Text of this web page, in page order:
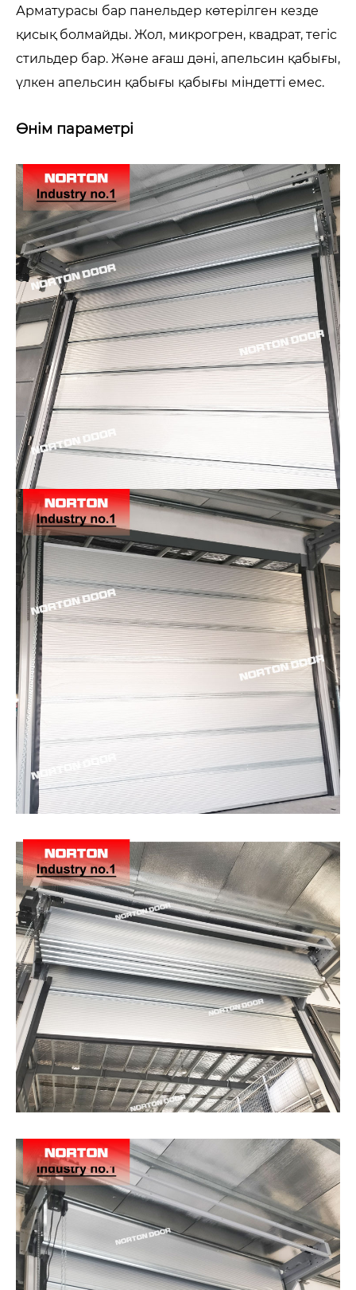
Арматурасы бар панельдер көтерілген кезде
қисық болмайды. Жол, микрогрен, квадрат, тегіс
стильдер бар. Және ағаш дәні, апельсин қабығы,
үлкен апельсин қабығы қабығы міндетті емес.
Өнім параметрі